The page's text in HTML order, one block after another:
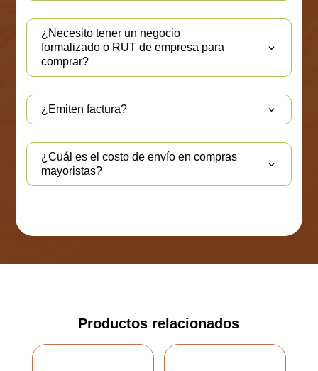
¿Necesito tener un negocio
formalizado o RUT de empresa para
comprar?
¿Emiten factura?
¿Cuál es el costo de envío en compras
mayoristas?
Productos relacionados